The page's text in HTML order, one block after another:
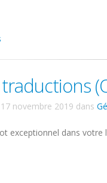
17 novembre 2019 dans
exceptionnel dans